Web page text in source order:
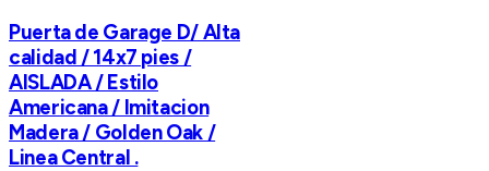
Puerta de Garage D/ Alta
calidad / 14x7 pies /
AISLADA / Estilo
Americana / Imitacion
Madera / Golden Oak /
Linea Central .